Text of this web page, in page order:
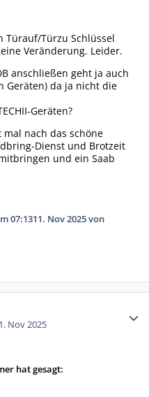
Türauf/Türzu Schlüssel
Veränderung. Leider.
anschließen geht ja auch
Geräten) da ja nicht die
Geräten?
nach das schöne
Dienst und Brotzeit
und ein Saab
07:1311. Nov 2025von
Nov 2025
hat gesagt: